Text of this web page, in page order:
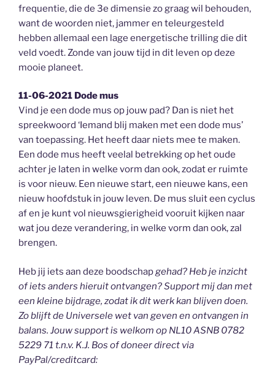
frequentie, die de 3e dimensie zo graag wil behouden,
want de woorden niet, jammer en teleurgesteld
hebben allemaal een lage energetische trilling die dit
veld voedt. Zonde van jouw tijd in dit leven op deze
mooie planeet.
11-06-2021 Dode mus
Vind je een dode mus op jouw pad? Dan is niet het
spreekwoord ‘Iemand blij maken met een dode mus’
van toepassing. Het heeft daar niets mee te maken.
Een dode mus heeft veelal betrekking op het oude
achter je laten in welke vorm dan ook, zodat er ruimte
is voor nieuw. Een nieuwe start, een nieuwe kans, een
nieuw hoofdstuk in jouw leven. De mus sluit een cyclus
af en je kunt vol nieuwsgierigheid vooruit kijken naar
wat jou deze verandering, in welke vorm dan ook, zal
brengen.
Heb jij iets aan deze boodschap gehad? Heb je inzicht
of iets anders hieruit ontvangen? Support mij dan met
een kleine bijdrage, zodat ik dit werk kan blijven doen.
Zo blijft de Universele wet van geven en ontvangen in
balans. Jouw support is welkom op NL10 ASNB 0782
5229 71 t.n.v. K.J. Bos of doneer direct via
PayPal/creditcard: